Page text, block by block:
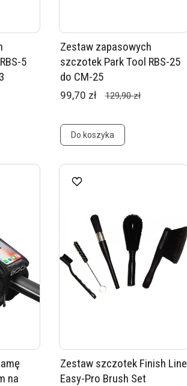
5
Zestaw zapasowych
szczotek Park Tool RBS-25
do CM-25
99,70 zł 129,90 zł
Do koszyka
na
Zestaw szczotek Finish Line
Easy-Pro Brush Set